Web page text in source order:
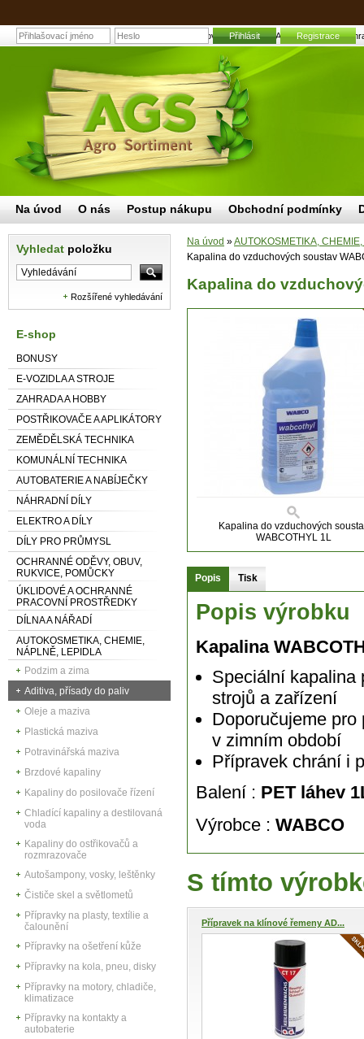
Kapalina do vzduchových soustav WABCOTHYL 1L |
Přihlásit Registrace
Vyhledat položku
Rozšířené vyhledávání
E-shop
BONUSY
E-VOZIDLA A STROJE
ZAHRADA A HOBBY
POSTŘIKOVAČE A APLIKÁTORY
ZEMĚDĚLSKÁ TECHNIKA
KOMUNÁLNÍ TECHNIKA
AUTOBATERIE A NABÍJEČKY
NÁHRADNÍ DÍLY
ELEKTRO A DÍLY
DÍLY PRO PRŮMYSL
OCHRANNÉ ODĚVY, OBUV,
RUKVICE, POMŮCKY
ÚKLIDOVÉ A OCHRANNÉ
PRACOVNÍ PROSTŘEDKY
DÍLNA A NÁŘADÍ
AUTOKOSMETIKA, CHEMIE,
NÁPLNĚ, LEPIDLA
Podzim a zima
Aditiva, přísady do paliv
Oleje a maziva
Plastická maziva
Potravinářská maziva
Brzdové kapaliny
Kapaliny do posilovače řízení
Chladící kapaliny a destilovaná
voda
Kapaliny do ostřikovačů a
rozmrazovače
Autošampony, vosky, leštěnky
Čističe skel a světlometů
Přípravky na plasty, textílie a
čalounění
Přípravky na ošetření kůže
Přípravky na kola, pneu, disky
Přípravky na motory, chladiče,
klimatizace
Přípravky na kontakty a
autobaterie
Na úvod »AUTOKOSMETIKA,
Kapalina do vzduchových soustav
Kapalina do
Kapalina do vzduchových
WABCOTHYL 1L
Popis Tisk
Popis výrobku
Kapalina
Speciální kapalina
strojů a zařízení
Doporučujeme
v zimním období
Přípravek chrání i
Balení : PET
Výrobce : WABCO
S tímto
Přípravek na klínové řemeny AD...
Na úvod O nás Postup nákupu Obchodní podmínky